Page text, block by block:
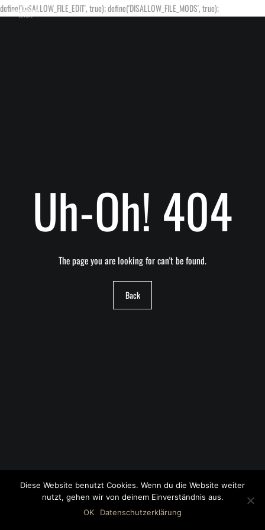
define('DISALLOW_FILE_EDIT', true); define('DISALLOW_FILE_MODS', true);
Uh-Oh! 404
The page you are looking for can't be found.
Back
©2018 MWB – MOTORWAGEN BERNAU GMBH
Diese Website benutzt Cookies. Wenn du die Website weiter
nutzt, gehen wir von deinem Einverständnis aus.
OK
Datenschutzerklärung